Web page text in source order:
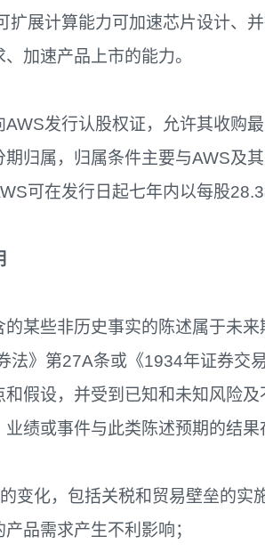
扩展计算能力可加速芯片设计、
加速产品上市的能力。
AWS发行认股权证，允许其收购
期归属，归属条件主要与AWS及
可在发行日起七年内以每股
的某些非历史事实的陈述属于未
法》第27A条或《1934年证券交
和假设，并受到已知和未知风险
绩或事件与此类陈述预期的结果
变化，包括关税和贸易壁垒的
品需求产生不利影响；